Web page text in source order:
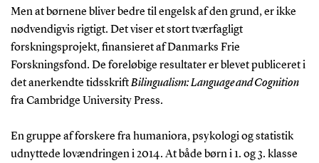
Men at børnene bliver bedre til engelsk af den grund, er ikke
nødvendigvis rigtigt. Det viser et stort tværfagligt
forskningsprojekt, finansieret af Danmarks Frie
Forskningsfond. De foreløbige resultater er blevet publiceret i
det anerkendte tidsskriftBilingualism: Language and Cognition
fra Cambridge University Press.
En gruppe af forskere fra humaniora, psykologi og statistik
udnyttede lovændringen i 2014. At både børn i 1. og 3. klasse